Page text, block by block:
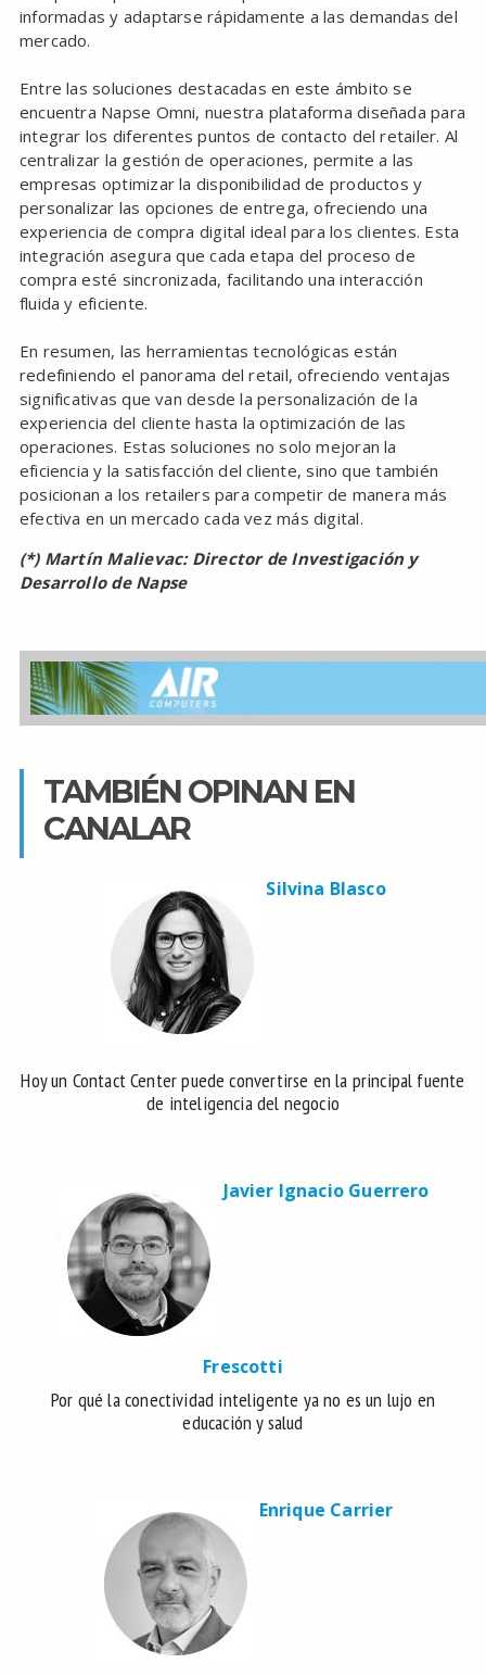
informadas y adaptarse rápidamente a las demandas del
mercado.
Entre las soluciones destacadas en este ámbito se
encuentra Napse Omni, nuestra plataforma diseñada para
integrar los diferentes puntos de contacto del retailer. Al
centralizar la gestión de operaciones, permite a las
empresas optimizar la disponibilidad de productos y
personalizar las opciones de entrega, ofreciendo una
experiencia de compra digital ideal para los clientes. Esta
integración asegura que cada etapa del proceso de
compra esté sincronizada, facilitando una interacción
fluida y eficiente.
En resumen, las herramientas tecnológicas están
redefiniendo el panorama del retail, ofreciendo ventajas
significativas que van desde la personalización de la
experiencia del cliente hasta la optimización de las
operaciones. Estas soluciones no solo mejoran la
eficiencia y la satisfacción del cliente, sino que también
posicionan a los retailers para competir de manera más
efectiva en un mercado cada vez más digital.
(*) Martín Malievac: Director de Investigación y
Desarrollo de Napse
TAMBIÉN OPINAN EN
CANALAR
Silvina Blasco
Hoy un Contact Center puede convertirse en la principal fuente
de inteligencia del negocio
Javier Ignacio Guerrero
Frescotti
Por qué la conectividad inteligente ya no es un lujo en
educación y salud
Enrique Carrier